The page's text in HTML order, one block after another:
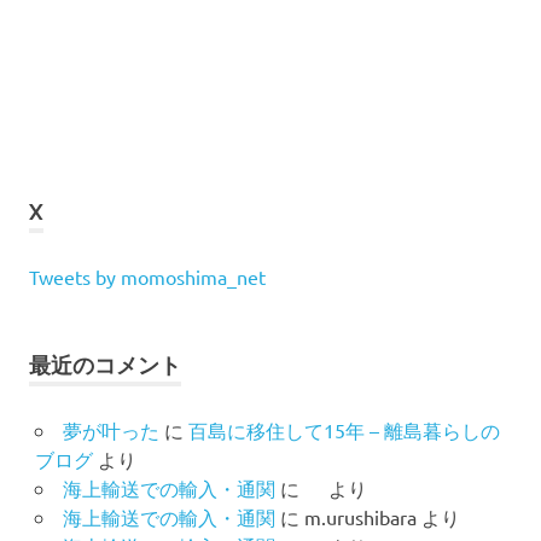
X
Tweets by momoshima_net
最近のコメント
夢が叶った に 百島に移住して15年 – 離島暮らしの
ブログより
海上輸送での輸入・通関 に
より
海上輸送での輸入・通関 に m.urushibaraより